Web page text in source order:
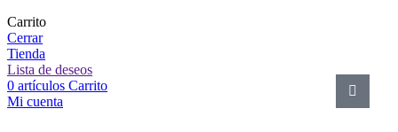
Carrito
Cerrar
Tienda
Lista de deseos
0 artículos Carrito
Mi cuenta